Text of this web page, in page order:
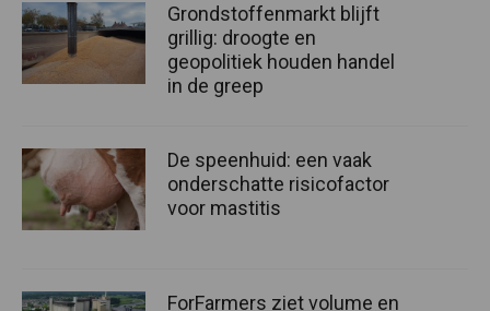
Grondstoffenmarkt blijft
grillig: droogte en
geopolitiek houden handel
in de greep
De speenhuid: een vaak
onderschatte risicofactor
voor mastitis
ForFarmers ziet volume en